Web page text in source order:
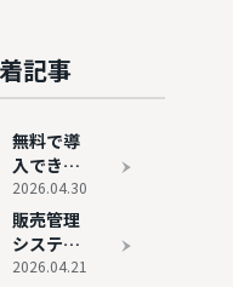
SaaS活
用で業務
効率化
記事
無料で導
入できる
販売管理
システム
おすすめ
7選
2026.04.30
販売管理
システム
のExcel
2026.04.21